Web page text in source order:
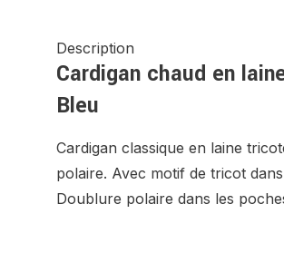
Description
Cardigan chaud en
Bleu
Cardigan classique en laine
polaire. Avec motif de tricot
Doublure polaire dans les